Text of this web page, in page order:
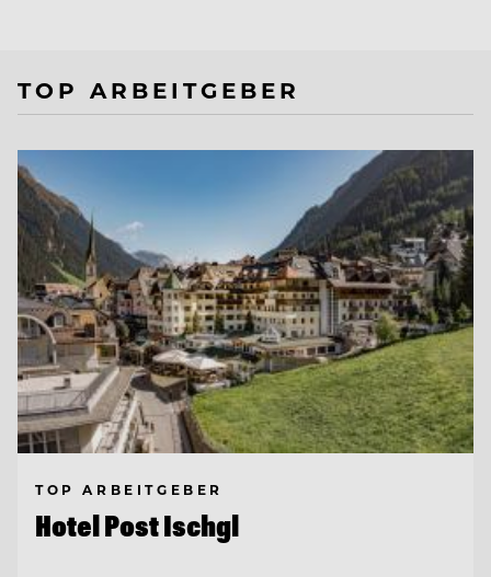
TOP ARBEITGEBER
TOP ARBEITGEBER
Hotel Post Ischgl